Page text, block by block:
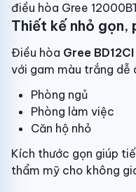
Đường ống lỏng : φ6
Công nghệ: Real
Tiện ích:
Công nghệ BLACK FIN
Có 7 cấp độ gió
Chức năng tự chẩn đoán
Chế độ tự làm sạch G-
Chế độ Stand by 0.5W
3 chế độ ngủ thông
điều hòa Gree
Thiết kế nhỏ gọn,
Điều hòa Gree BD12CI
với gam màu trắng dễ
Phòng ngủ
Phòng làm việc
Căn hộ nhỏ
Kích thước gọn giúp
thẩm mỹ cho không